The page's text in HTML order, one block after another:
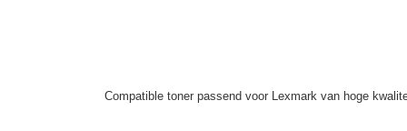
Compatible toner passend voor Lexmark van hoge